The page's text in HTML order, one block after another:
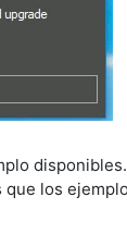
los